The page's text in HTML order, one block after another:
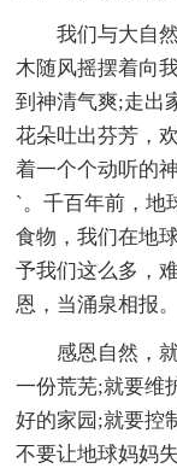
我们与大自然
木随风摇摆着向
到神清气爽;走出
花朵吐出芬芳，
着一个个动听的
`。千百年前，地
食物，我们在地
予我们这么多，
恩，当涌泉相报。
感恩自然，就
一份荒芜;就要维
好的家园;就要控
不要让地球妈妈